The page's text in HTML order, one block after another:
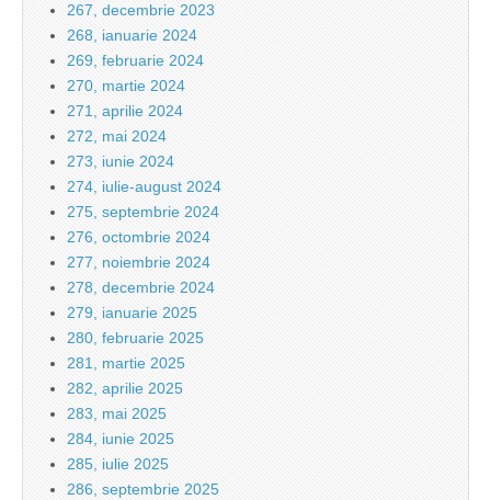
267, decembrie 2023
268, ianuarie 2024
269, februarie 2024
270, martie 2024
271, aprilie 2024
272, mai 2024
273, iunie 2024
274, iulie-august 2024
275, septembrie 2024
276, octombrie 2024
277, noiembrie 2024
278, decembrie 2024
279, ianuarie 2025
280, februarie 2025
281, martie 2025
282, aprilie 2025
283, mai 2025
284, iunie 2025
285, iulie 2025
286, septembrie 2025